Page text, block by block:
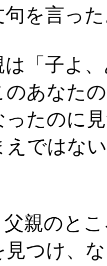
句を言っ
「子よ
のあなた
ったのに
えではな
親のと
つけ、